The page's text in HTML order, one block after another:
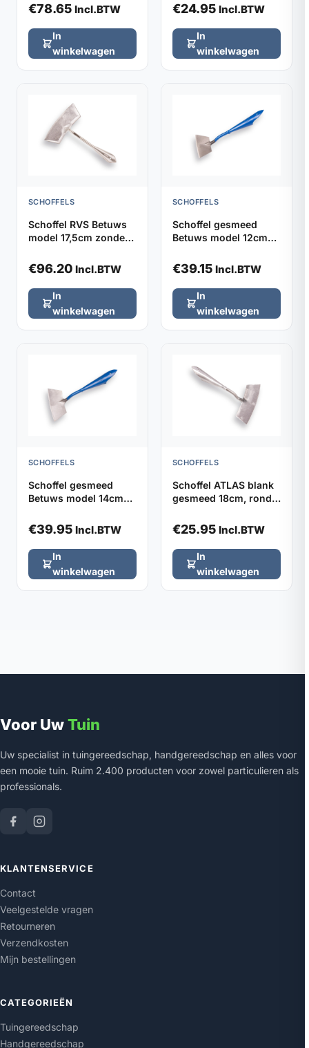
€78.65 Incl.BTW
In
winkelwagen
€24.95 Incl.BTW
In
winkelwagen
SCHOFFELS
Schoffel RVS Betuws
model 17,5cm zonder
€96.20 Incl.BTW
In
winkelwagen
SCHOFFELS
Schoffel gesmeed
Betuws model 12cm
€39.15 Incl.BTW
In
winkelwagen
SCHOFFELS
Schoffel gesmeed
Betuws model 14cm
€39.95 Incl.BTW
In
winkelwagen
SCHOFFELS
Schoffel ATLAS blank
gesmeed 18cm, rond
€25.95 Incl.BTW
In
winkelwagen
Voor UwTuin
Uw specialist in tuingereedschap, handgereedschap en alles voor
een mooie tuin. Ruim 2.400 producten voor zowel particulieren als
professionals.
KLANTENSERVICE
Contact
Veelgestelde vragen
Retourneren
Verzendkosten
Mijn bestellingen
CATEGORIEËN
Tuingereedschap
Handgereedschap